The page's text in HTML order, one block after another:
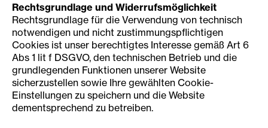
Rechtsgrundlage und Widerrufsmöglichkeit
Rechtsgrundlage für die Verwendung von technisch
notwendigen und nicht zustimmungspflichtigen
Cookies ist unser berechtigtes Interesse gemäß Art 6
Abs 1 lit f DSGVO, den technischen Betrieb und die
grundlegenden Funktionen unserer Website
sicherzustellen sowie Ihre gewählten Cookie-
Einstellungen zu speichern und die Website
dementsprechend zu betreiben.